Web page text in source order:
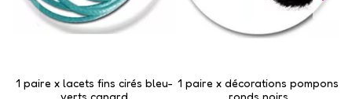
1 paire x lacets fins cirés bleu-
verts canard
1 paire x ​décorations pompons
ronds noirs